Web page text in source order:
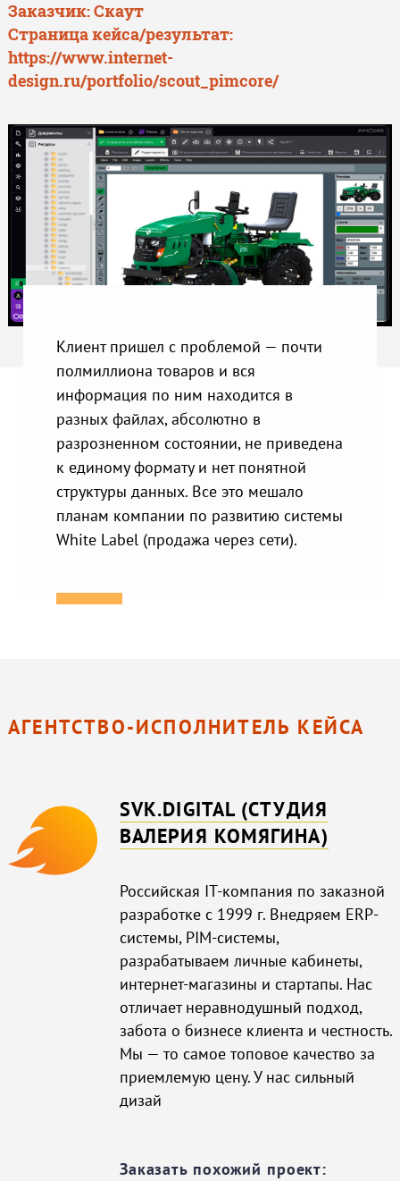
Заказчик: Скаут
Страница кейса/результат:
https://www.internet-
design.ru/portfolio/scout_pimcore/
Клиент пришел с проблемой — почти
полмиллиона товаров и вся
информация по ним находится в
разных файлах, абсолютно в
разрозненном состоянии, не приведена
к единому формату и нет понятной
структуры данных. Все это мешало
планам компании по развитию системы
White Label (продажа через сети).
АГЕНТСТВО-ИСПОЛНИТЕЛЬ КЕЙСА
SVK.DIGITAL (СТУДИЯ
ВАЛЕРИЯ КОМЯГИНА)
Российская IT-компания по заказной
разработке c 1999 г. Внедряем ERP-
системы, PIM-системы,
разрабатываем личные кабинеты,
интернет-магазины и стартапы. Нас
отличает неравнодушный подход,
забота о бизнесе клиента и честность.
Мы — то самое топовое качество за
приемлемую цену. У нас сильный
дизай
Заказать похожий проект: